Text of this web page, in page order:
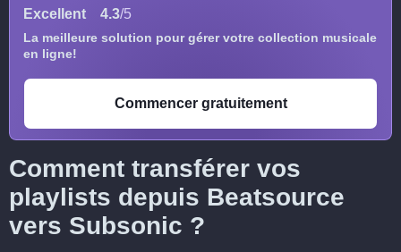
Excellent 4.3/5
La meilleure solution pour gérer votre collection musicale
en ligne!
Commencer gratuitement
Comment transférer vos
playlists depuis Beatsource
vers Subsonic ?